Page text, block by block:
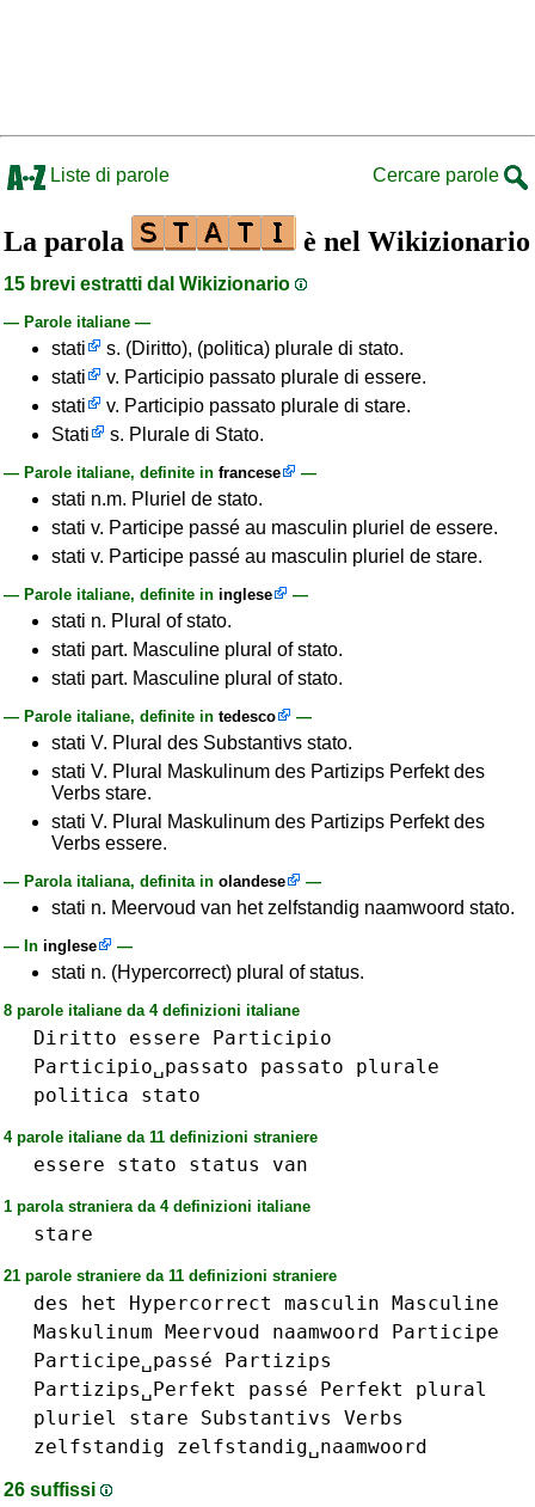
Liste di parole Cercare parole
La parola è nel Wikizionario
15 brevi estratti dal Wikizionario
— Parole italiane —
stati
s. (Diritto), (politica) plurale di stato.
stati
v. Participio passato plurale di essere.
stati
v. Participio passato plurale di stare.
Stati
s. Plurale di Stato.
— Parole italiane, definite in francese —
stati n.m. Pluriel de stato.
stati v. Participe passé au masculin pluriel de essere.
stati v. Participe passé au masculin pluriel de stare.
— Parole italiane, definite in inglese —
stati n. Plural of stato.
stati part. Masculine plural of stato.
stati part. Masculine plural of stato.
— Parole italiane, definite in tedesco —
stati V. Plural des Substantivs stato.
stati V. Plural Maskulinum des Partizips Perfekt des
Verbs stare.
stati V. Plural Maskulinum des Partizips Perfekt des
Verbs essere.
— Parola italiana, definita in olandese —
stati n. Meervoud van het zelfstandig naamwoord stato.
— In inglese —
stati n. (Hypercorrect) plural of status.
8 parole italiane da 4 definizioni italiane
Diritto essere
Participio
Participio␣passato
passato
plurale
politica
stato
4 parole italiane da 11 definizioni straniere
essere stato status van
1 parola straniera da 4 definizioni italiane
stare
21 parole straniere da 11 definizioni straniere
des het Hypercorrect masculin Masculine
Maskulinum Meervoud naamwoord
Participe
Participe␣passé
Partizips
Partizips␣Perfekt
passé Perfekt
plural
pluriel
stare Substantivs
Verbs
zelfstandig
zelfstandig␣naamwoord
26 suffissi